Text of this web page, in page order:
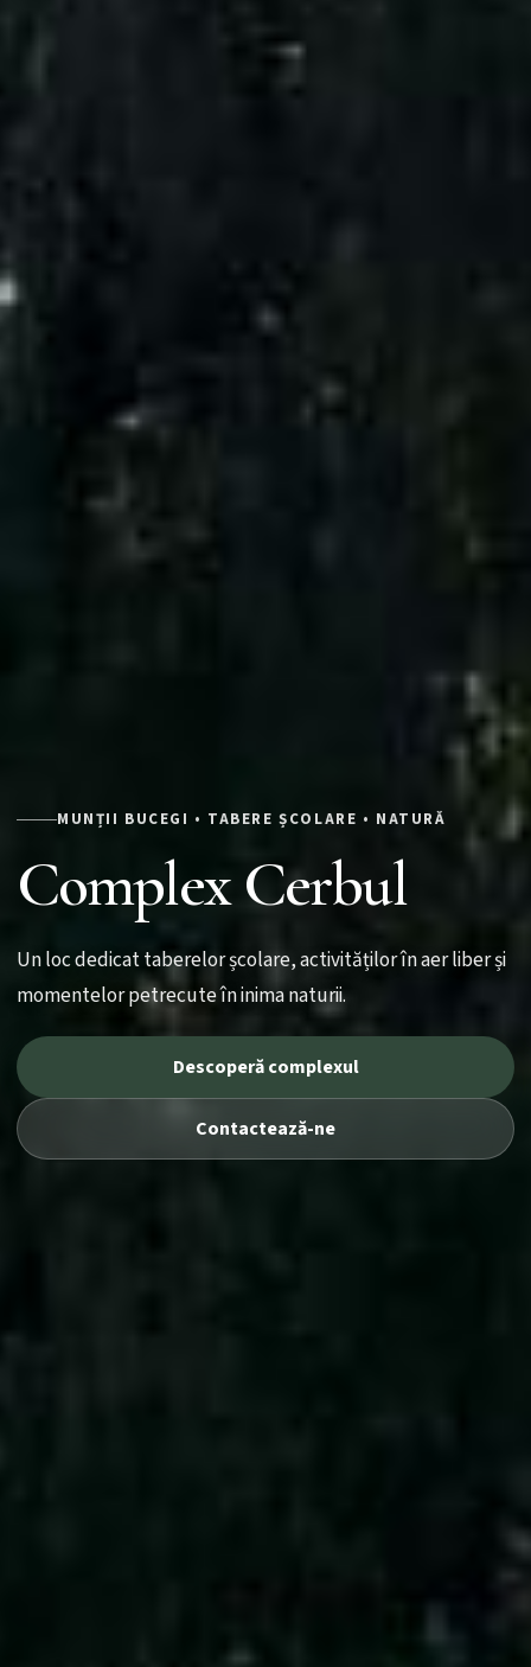
MUNȚII BUCEGI • TABERE ȘCOLARE • NATURĂ
Complex Cerbul
Un loc dedicat taberelor școlare, activităților în aer liber și
momentelor petrecute în inima naturii.
Descoperă complexul
Contactează-ne